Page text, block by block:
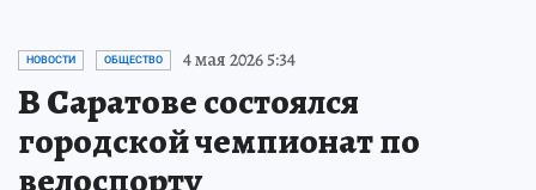
НОВОСТИ ОБЩЕСТВО 4 мая 2026 5:34
В Саратове состоялся
городской чемпионат по